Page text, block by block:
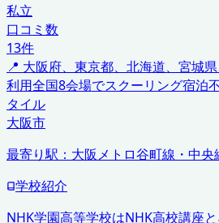
私立
口コミ数
13件
📍 大阪府、東京都、北海道、宮城
利用全国8会場でスクーリング宿泊
タイル
大阪市
最寄り駅： 大阪メトロ谷町線・中央
学校紹介
NHK学園高等学校はNHK高校講座